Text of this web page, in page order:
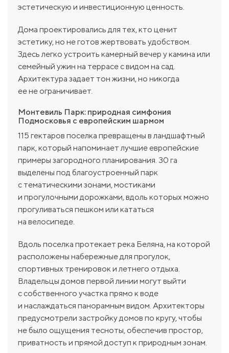
эстетическую и инвестиционную ценность.
Дома проектировались для тех, кто ценит
эстетику, но не готов жертвовать удобством.
Здесь легко устроить камерный вечер у камина или
семейный ужин на террасе с видом на сад.
Архитектура задает тон жизни, но никогда
ее не ограничивает.
Монтевиль Парк: природная симфония
Подмосковья с европейским шармом
115 гектаров поселка превращены в ландшафтный
парк, который напоминает лучшие европейские
примеры загородного планирования. 30 га
выделены под благоустроенный парк
с тематическими зонами, мостиками
и прогулочными дорожками, вдоль которых можно
прогуливаться пешком или кататься
на велосипеде.
Вдоль поселка протекает река Беляна, на которой
расположены набережные для прогулок,
спортивных тренировок и летнего отдыха.
Владельцы домов первой линии могут выйти
с собственного участка прямо к воде
и наслаждаться панорамным видом. Архитекторы
предусмотрели застройку домов по кругу, чтобы
не было ощущения тесноты, обеспечив простор,
приватность и прямой доступ к природным зонам.